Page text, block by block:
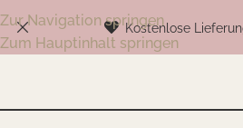
Zur Navigation springen
Zum Hauptinhalt springen
Kostenlose